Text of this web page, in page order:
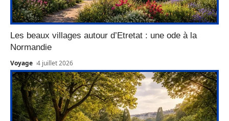
Les beaux villages autour d’Etretat : une ode à la
Normandie
Voyage 4 juillet 2026